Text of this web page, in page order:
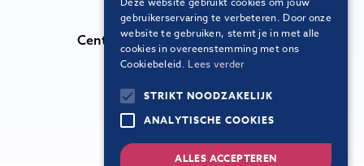
Leerkrachten en directies
Centra voor leerlingenbegeleiding
Schoolbesturen
Over OVSG
gebruikerservaring te verbeteren. Door onze
website te gebruiken, stemt je in met alle
cookies in overeenstemming met ons
Cookiebeleid. Lees verder
STRIKT NOODZAKELIJK
ANALYTISCHE COOKIES
ALLES ACCEPTEREN